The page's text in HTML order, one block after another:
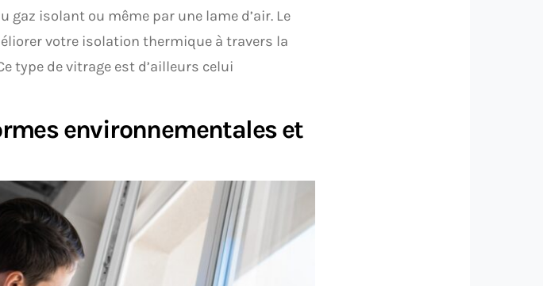
gaz isolant ou même par une lame d’air. Le
votre isolation thermique à travers la
type de vitrage est d’ailleurs celui
environnementales et